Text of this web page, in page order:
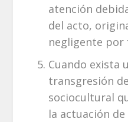
atención
del acto,
negligente por
Cuando exista
transgresión
sociocultural
la actuación